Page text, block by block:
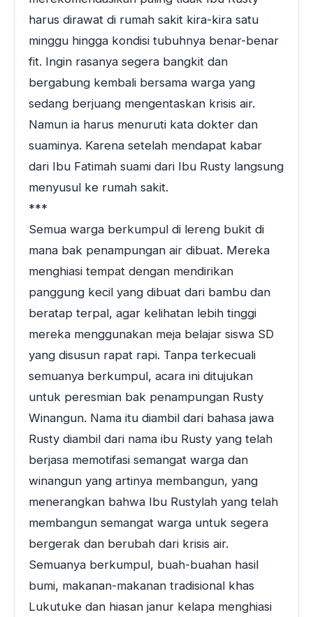
harus dirawat di rumah sakit kira-kira satu
minggu hingga kondisi tubuhnya benar-benar
fit. Ingin rasanya segera bangkit dan
bergabung kembali bersama warga yang
sedang berjuang mengentaskan krisis air.
Namun ia harus menuruti kata dokter dan
suaminya. Karena setelah mendapat kabar
dari Ibu Fatimah suami dari Ibu Rusty langsung
menyusul ke rumah sakit.
***
Semua warga berkumpul di lereng bukit di
mana bak penampungan air dibuat. Mereka
menghiasi tempat dengan mendirikan
panggung kecil yang dibuat dari bambu dan
beratap terpal, agar kelihatan lebih tinggi
mereka menggunakan meja belajar siswa SD
yang disusun rapat rapi. Tanpa terkecuali
semuanya berkumpul, acara ini ditujukan
untuk peresmian bak penampungan Rusty
Winangun. Nama itu diambil dari bahasa jawa
Rusty diambil dari nama ibu Rusty yang telah
berjasa memotifasi semangat warga dan
winangun yang artinya membangun, yang
menerangkan bahwa Ibu Rustylah yang telah
membangun semangat warga untuk segera
bergerak dan berubah dari krisis air.
Semuanya berkumpul, buah-buahan hasil
bumi, makanan-makanan tradisional khas
Lukutuke dan hiasan janur kelapa menghiasi